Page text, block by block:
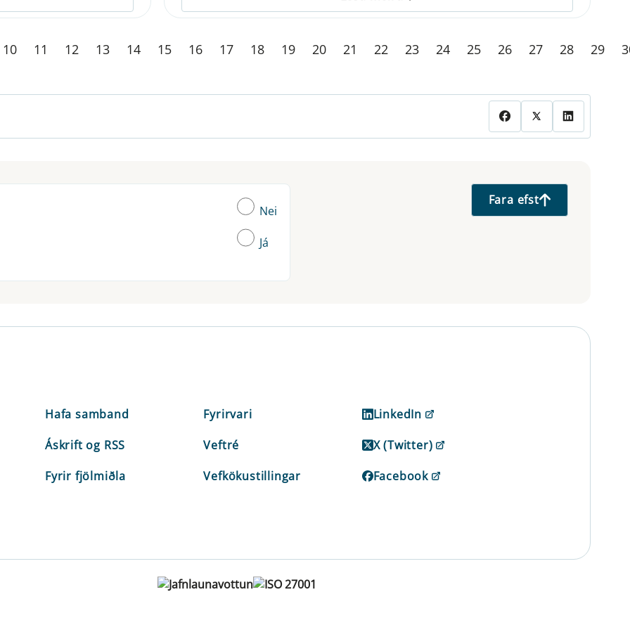
10 11 12 13 14 15 16 17 18 19 20 21 22 23 24 25 26 27 28 29
Nei
Já
Fara efst
Hafa samband
Áskrift og RSS
Fyrir fjölmiðla
Fyrirvari
Veftré
Vefkökustillingar
LinkedIn
X (Twitter)
Facebook